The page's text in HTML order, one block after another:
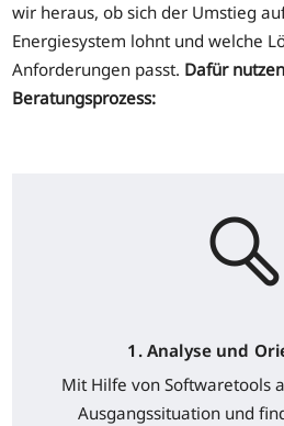
wir heraus, ob sich der Umstieg
Energiesystem lohnt und welche
Anforderungen passt. Dafür
Beratungsprozess:
1. Analyse und
Mit Hilfe von Softwaretools
Ausgangssituation und